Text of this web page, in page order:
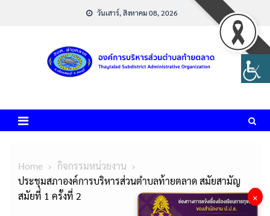
วันเสาร์, สิงหาคม 08, 2026
Home
กิจกรรมหน่วยงาน
ประชุมสภาองค์การบริหารส่วนตำบลท้ายตลาด สมัยสามัญ
สมัยที่ 1 ครั้งที่ 2
×